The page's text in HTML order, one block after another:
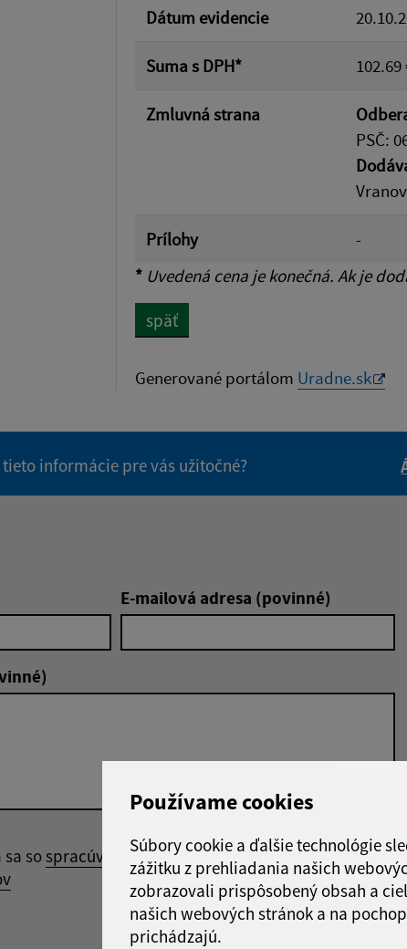
Používame cookies
Súbory cookie a ďalšie technológie
zážitku z prehliadania našich
zobrazovali prispôsobený obsah a
našich webových stránok a na
prichádzajú.
Dátum evidencie
Suma s DPH* 102.69
Zmluvná strana
PSČ:
Prílohy
-
* Uvedená cena je konečná. Ak je
späť
Generované portálom Uradne.sk
informácie pre vás užitočné?
E-mailová adresa (povinné)
sospracúvaním
Google reCaptcha Response
Odoslať správu